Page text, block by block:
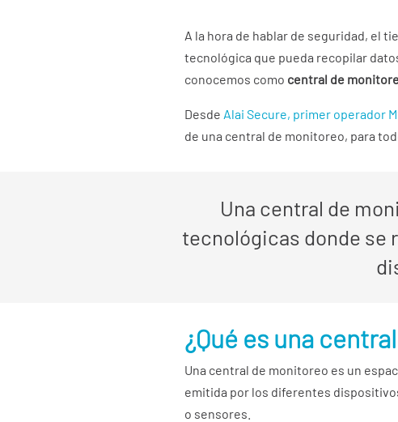
A la hora de hablar de seguridad, el
tecnológica que pueda recopilar
conocemos como central de
Desde Alai Secure, primer operador
de una central de monitoreo, para
Una central de
tecnológicas donde se
¿Qué es una
Una central de monitoreo es un
emitida por los diferentes
o sensores.